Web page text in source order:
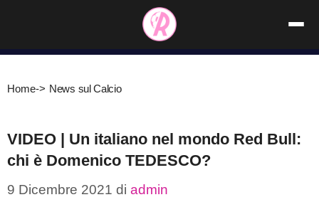
contenuto
Home-> News sul Calcio
VIDEO | Un italiano nel mondo Red Bull:
chi è Domenico TEDESCO?
9 Dicembre 2021 di admin